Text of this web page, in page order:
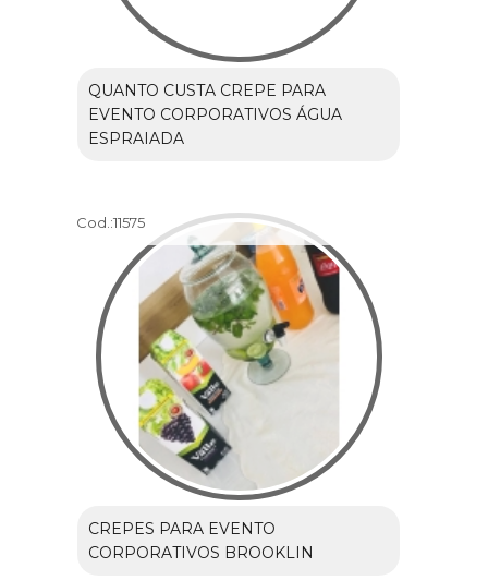
QUANTO CUSTA CREPE PARA
EVENTO CORPORATIVOS ÁGUA
ESPRAIADA
Cod.:11575
CREPES PARA EVENTO
CORPORATIVOS BROOKLIN